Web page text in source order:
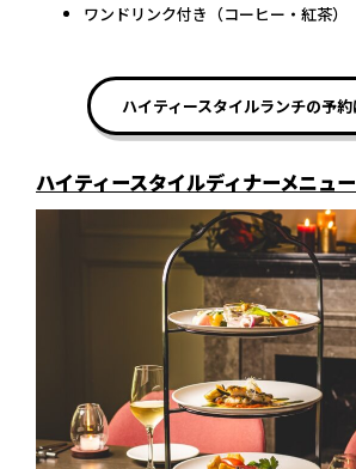
ワンドリンク付き（コーヒー・紅茶）
ハイティースタイルランチの予約
ハイティースタイルディナーメニュ